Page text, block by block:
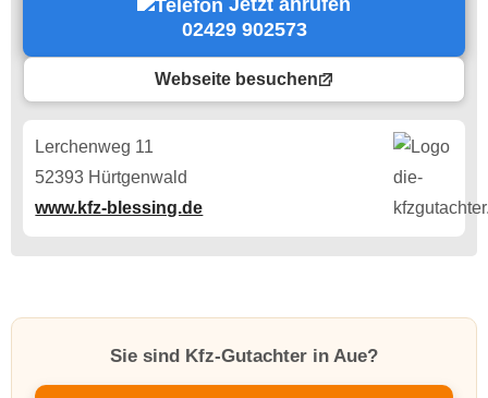
02429 902573
Webseite besuchen
Lerchenweg 11
52393 Hürtgenwald
www.kfz-blessing.de
Sie sind Kfz-Gutachter in Aue?